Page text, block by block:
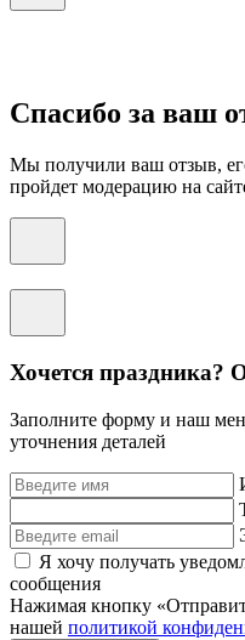
Спасибо за ваш
Мы получили ваш отзыв,
пройдет модерацию на
Хочется праздника?
Заполните форму и наш
уточнения деталей
Я хочу получать
сообщения
Нажимая кнопку
нашей политикой